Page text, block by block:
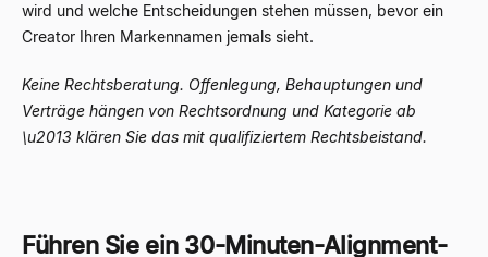
wird und welche Entscheidungen stehen müssen, bevor ein
Creator Ihren Markennamen jemals sieht.
Keine Rechtsberatung. Offenlegung, Behauptungen und
Verträge hängen von Rechtsordnung und Kategorie ab
\u2013 klären Sie das mit qualifiziertem Rechtsbeistand.
Führen Sie ein 30-Minuten-Alignment-